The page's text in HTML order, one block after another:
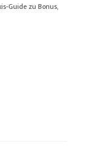
zu Bonus,